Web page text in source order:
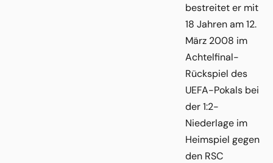
bestreitet er mit
18 Jahren am 12.
März 2008 im
Achtelfinal-
Rückspiel des
UEFA-Pokals bei
der 1:2-
Niederlage im
Heimspiel gegen
den RSC